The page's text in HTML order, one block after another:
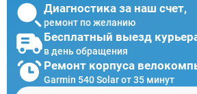
Диагностика за наш счет,
ремонт по желанию
Бесплатный выезд
в день обращения
Ремонт корпуса
Garmin 540 Solar от 35 минут